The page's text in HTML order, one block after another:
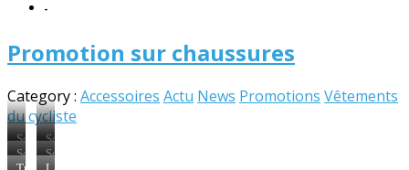
-
Promotion sur chaussures
Category : Accessoires Actu News Promotions Vêtements
du cycliste
Scarp
T-
2
Scarp
Tarus
taille
Scarp
Level
Scarp
SDS